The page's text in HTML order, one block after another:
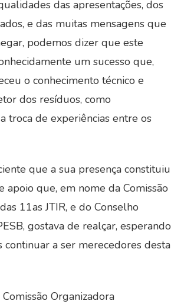
das apresentações, dos
e das muitas mensagens que
podemos dizer que este
um sucesso que,
o conhecimento técnico e
dos resíduos, como
troca de experiências entre os
que a sua presença constituiu
apoio que, em nome da Comissão
11as JTIR, e do Conselho
gostava de realçar, esperando
continuar a ser merecedores desta
Organizadora